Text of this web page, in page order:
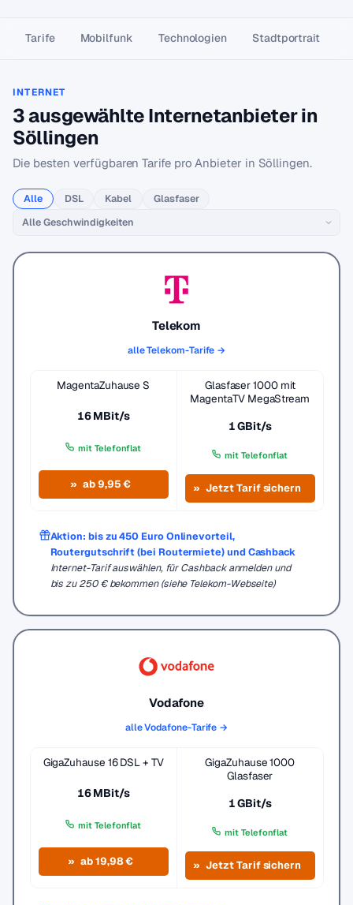
Tarife Mobilfunk Technologien Stadtportrait
INTERNET
3 ausgewählte Internetanbieter in
Söllingen
Die besten verfügbaren Tarife pro Anbieter in Söllingen.
Alle DSL Kabel Glasfaser
Telekom
alle Telekom-Tarife →
MagentaZuhause S
16 MBit/s
mit Telefonflat
ab 9,95 €
Glasfaser 1000 mit
MagentaTV MegaStream
1 GBit/s
mit Telefonflat
Jetzt Tarif sichern
Aktion: bis zu 450 Euro Onlinevorteil,
Routergutschrift (bei Routermiete) und Cashback
Internet-Tarif auswählen, für Cashback anmelden und
bis zu 250 € bekommen (siehe Telekom-Webseite)
Vodafone
alle Vodafone-Tarife →
GigaZuhause 16 DSL + TV
16 MBit/s
mit Telefonflat
ab 19,98 €
GigaZuhause 1000
Glasfaser
1 GBit/s
mit Telefonflat
Jetzt Tarif sichern